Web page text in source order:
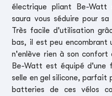
électrique pliant Be-
saura vous séduire pour
Très facile d'utilisation
bas, il est peu encombrant
n'enlève rien à son
Be-Watt est équipé d'une
selle en gel silicone, parfait
batteries de ces vélos